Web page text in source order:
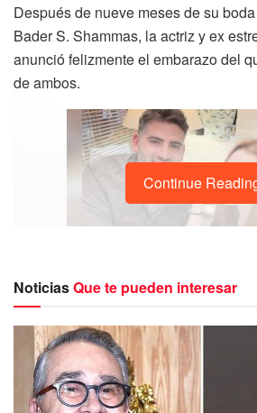
Después de nueve meses de su
Bader S. Shammas, la actriz y ex
anunció felizmente el embarazo del
de ambos.
Lynsay, de 36 años, usó su cuenta de
a conocer la noticia con sus fans, la
124 millones de seguidores, en
escribió:
“Nos sentimos bendecidos y
Continue
NoticiasQue te pueden interesar